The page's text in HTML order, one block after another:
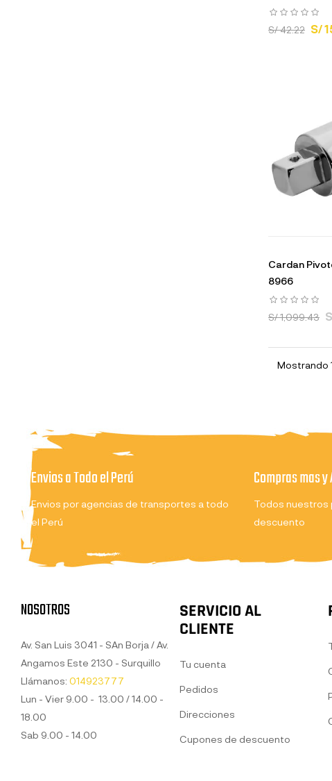
S/ 42.22 S/
Cardan
8966
S/ 1,099.43
Mostrando
Envios a Todo el Perú
Envios por agencias de transportes a todo
el Perú
Compras mas
Todos
descuento
NOSOTROS
Av. San Luis 3041 - SAn Borja / Av.
Angamos Este 2130 - Surquillo
Llámanos: 014923777
Lun - Vier 9.00 - 13.00 / 14.00 -
18.00
Sab 9.00 - 14.00
SERVICIO AL
CLIENTE
Tu cuenta
Pedidos
Direcciones
Cupones de descuento